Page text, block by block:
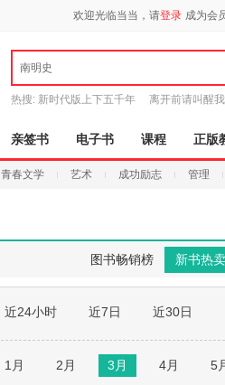
欢迎光临当当，请登录 成为会
南明史
热搜: 新时代版上下五千年 离开前请叫醒我
亲签书 电子书 课程 正版
青春文学 艺术 成功励志 管理
图书畅销榜 新书热
近24小时 近7日 近30日
1月 2月 3月 4月 5